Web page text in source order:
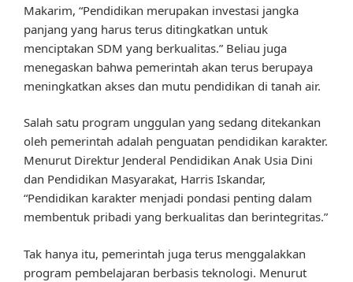
Makarim, “Pendidikan merupakan investasi jangka
panjang yang harus terus ditingkatkan untuk
menciptakan SDM yang berkualitas.” Beliau juga
menegaskan bahwa pemerintah akan terus berupaya
meningkatkan akses dan mutu pendidikan di tanah air.
Salah satu program unggulan yang sedang ditekankan
oleh pemerintah adalah penguatan pendidikan karakter.
Menurut Direktur Jenderal Pendidikan Anak Usia Dini
dan Pendidikan Masyarakat, Harris Iskandar,
“Pendidikan karakter menjadi pondasi penting dalam
membentuk pribadi yang berkualitas dan berintegritas.”
Tak hanya itu, pemerintah juga terus menggalakkan
program pembelajaran berbasis teknologi. Menurut